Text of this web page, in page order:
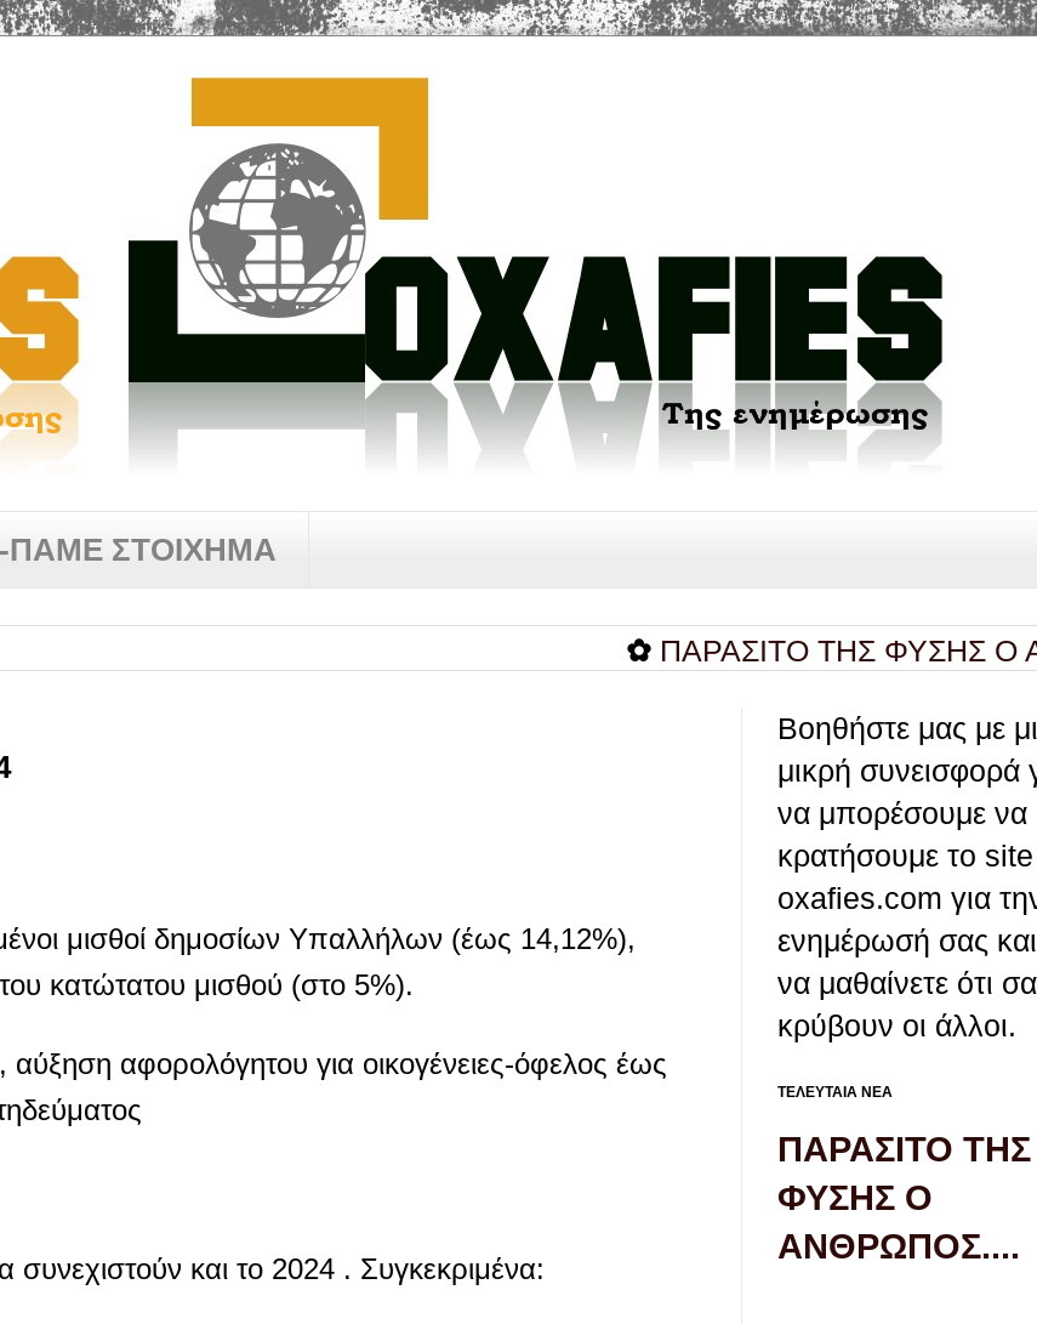
-ΠΑΜΕ ΣΤΟΙΧΗΜΑ
ΠΑΡΑΣΙΤΟ ΤΗΣ ΦΥΣΗΣ Ο
μισθοί δημοσίων Υπαλλήλων (έως 14,12%),
κατώτατου μισθού (στο 5%).
αφορολόγητου για οικογένειες-όφελος έως
συνεχιστούν και το 2024 . Συγκεκριμένα:
Βοηθήστε μας με
μικρή συνεισφορά
να μπορέσουμε να
κρατήσουμε το site
oxafies.com για
ενημέρωσή σας
να μαθαίνετε ότι
κρύβουν οι άλλοι.
ΤΕΛΕΥΤΑΙΑ ΝΕΑ
ΠΑΡΑΣΙΤΟ ΤΗΣ
ΦΥΣΗΣ Ο
ΑΝΘΡΩΠΟΣ....